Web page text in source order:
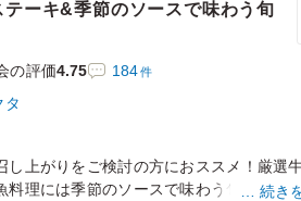
テーキ&季節のソースで味わう旬
の評価4.75 184件
タ
し上がりをご検討の方におススメ！厳選
料理には季節のソースで味わう旬魚のム
続き